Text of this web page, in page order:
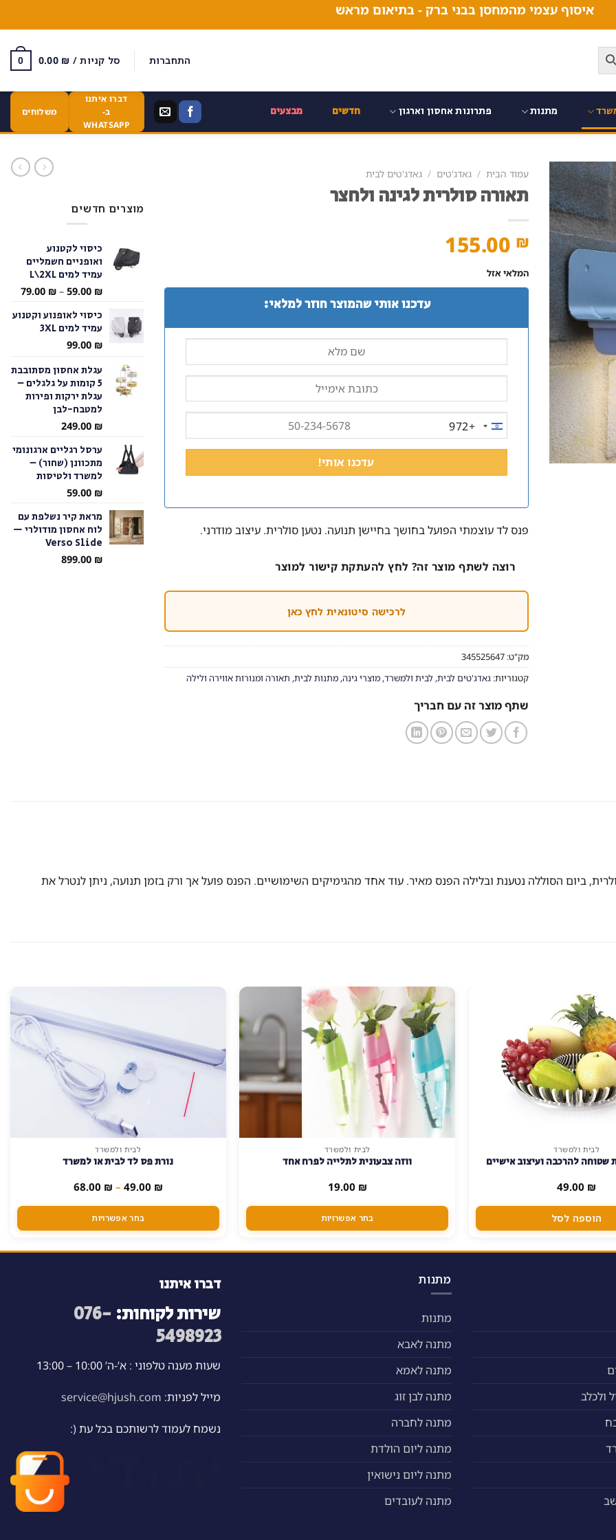
איסוף עצמי מהמחסן בבני ברק - בתיאום מראש
התחברות סל קניות / 0.00 ₪
0
מתנות פתרונות אחסון וארגון חדשים מבצעים
דברו איתנו
ב-
WHATSAPP
משלוחים
עמוד הבית / גאדג'טים / גאדג'טים לבית
תאורה סולרית לגינה ולחצר
155.00 ₪
המלאי אזל
עדכנו אותי שהמוצר חוזר למלאי:
ISRAEL
+972
+972
פנס לד עוצמתי הפועל בחושך בחיישן תנועה. נטען סולרית. עיצוב מודרני.
רוצה לשתף מוצר זה? לחץ להעתקת קישור למוצר
לרכישה סיטונאית לחץ כאן
מק"ט: 345525647
קטגוריות: גאדג'טים לבית, לבית ולמשרד, מוצרי גינה, מתנות לבית, תאורה ומנורות אווירה ולילה
שתף מוצר זה עם חבריך
מוצרים חדשים
כיסוי לקטנוע
ואופניים חשמליים
עמיד למים L\2XL
59.00 ₪
–
79.00 ₪
טווח
כיסוי לאופנוע וקטנוע
עמיד למים 3XL
99.00 ₪
עגלת אחסון מסתובבת
5 קומות על גלגלים –
עגלת ירקות ופירות
למטבח-לבן
249.00 ₪
ערסל רגליים ארגונומי
מתכוונן (שחור) –
למשרד ולטיסות
59.00 ₪
מראת קיר נשלפת עם
לוח אחסון מודולרי —
Verso Slide
899.00 ₪
ביום הסוללה נטענת ובלילה הפנס מאיר. עוד אחד מהגימיקים השימושיים. הפנס פועל אך ורק בזמן תנועה, ניתן לנטרל את
לבית ולמשרד
שטוחה להרכבה ועיצוב אישיים
49.00 ₪
הוספה לסל
לבית ולמשרד
ווזה צבעונית לתלייה לפרח אחד
19.00 ₪
בחר אפשרויות
סוגים.
ניתן
האפשרויות
בעמוד
לבית ולמשרד
נורת פס לד לבית או למשרד
49.00 ₪
–
68.00 ₪ טווח
⁦49.00 ₪⁩
בחר אפשרויות
ניתן
האפשרויות
המוצר
ולכלב
מתנות
מתנות
מתנה לאבא
מתנה לאמא
מתנה לבן זוג
מתנה לחברה
מתנה ליום הולדת
מתנה ליום נישואין
מתנה לעובדים
דברו איתנו
שירות לקוחות: 076-
5498923
שעות מענה טלפוני : א’-ה’ 10:00 – 13:00
מייל לפניות: service@hjush.com
נשמח לעמוד לרשותכם בכל עת (: